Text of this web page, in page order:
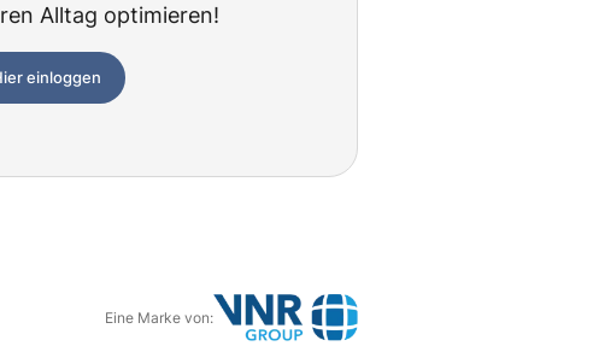
Alltag optimieren!
einloggen
Eine Marke von: